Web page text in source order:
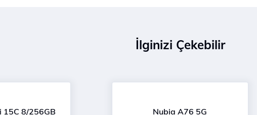
İlginizi Çekebilir
15C 8/256GB Nubia A76 5G